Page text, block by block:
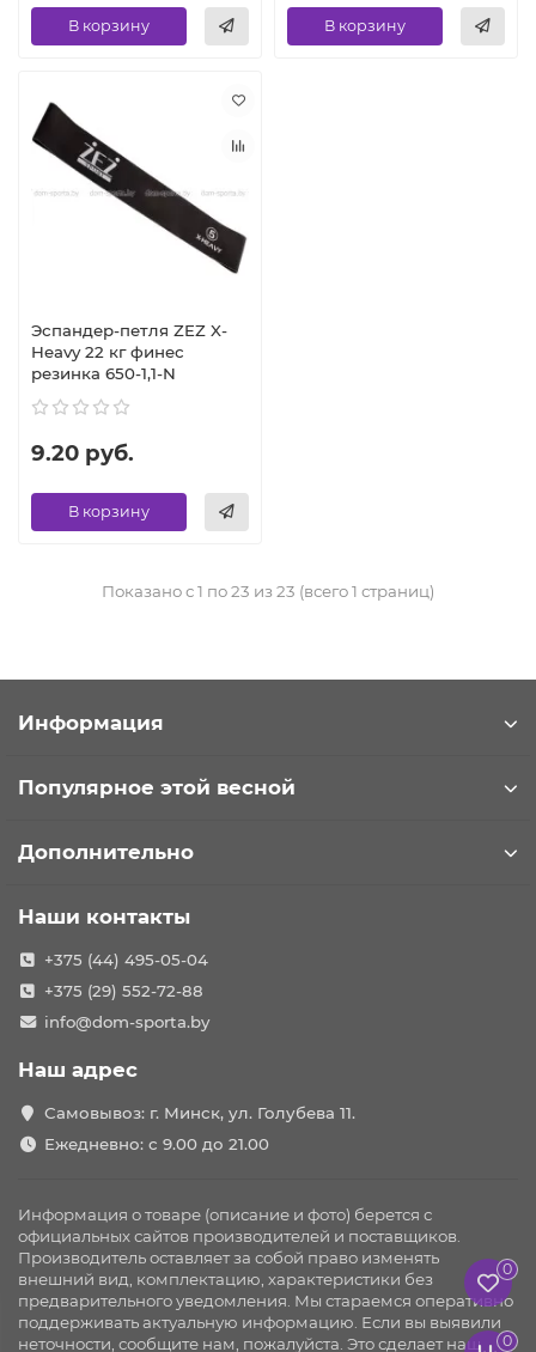
В корзину В корзину
Эспандер-петля ZEZ X-
Heavy 22 кг финес
резинка 650-1,1-N
9.20 руб.
В корзину
Показано с 1 по 23 из 23 (всего 1 страниц)
Информация
Популярное этой весной
Дополнительно
Наши контакты
+375 (44) 495-05-04
+375 (29) 552-72-88
info@dom-sporta.by
Наш адрес
Самовывоз: г. Минск, ул. Голубева 11.
Ежедневно: с 9.00 до 21.00
Информация о товаре (описание и фото) берется с
официальных сайтов производителей и поставщиков.
Производитель оставляет за собой право изменять
внешний вид, комплектацию, характеристики без
предварительного уведомления. Мы стараемся оперативно
поддерживать актуальную информацию. Если вы выявили
неточности, сообщите нам, пожалуйста. Это сделает наш
0
0